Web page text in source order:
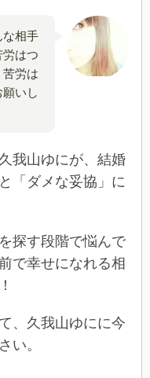
な相手
労はつ
苦労は
いし
我山ゆにが、結婚
「ダメな妥協」に
探す段階で悩んで
で幸せになれる相
、久我山ゆにに今
い。